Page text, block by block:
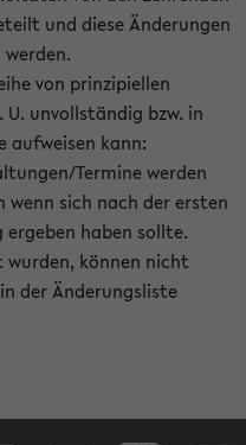
und diese Änderungen
von prinzipiellen
unvollständig bzw. in
aufweisen kann:
Termine werden
sich nach der ersten
haben sollte.
wurden, können nicht
der Änderungsliste